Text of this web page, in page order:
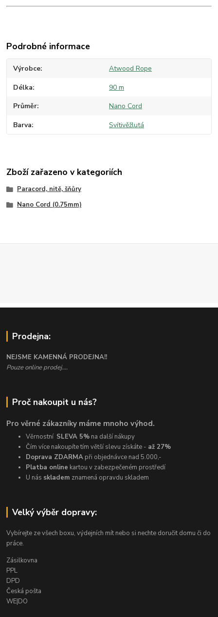
Podrobné informace
Výrobce Atwood Rope
Délka 90 m
Průměr Nano Cord
Barva Svítivěžlutá
Zboží zařazeno v kategoriích
Paracord, nitě, šňůry
Nano Cord (0.75mm)
Prodejna:
NEJSME KAMENNÁ PRODEJNA!!
Pouze online prodej....
Proč nakoupit u nás?
Pro věrné zákazníky máme mnoho výhod.
Věrnostní SLEVA 5% na další nákupy
Čím více nakoupíte tím větší slevu získáte - až 27%
Doprava ZDARMA při objednávce nad 5.000,-
Platba online kartou v zabezpečeném prostředí
U nás skladem znamená opravdu skladem
Velký výběr dopravy:
Vybírejte ze všech boxu, výdejních mít nebo si nechte doručit domu či do
práce.
Zásilkovna
PPL
DPD
Česká pošta
WE|DO